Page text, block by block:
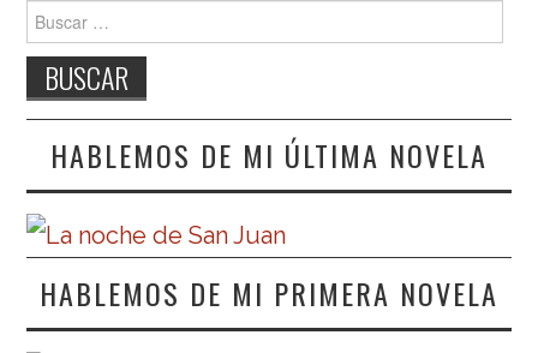
Buscar:
HABLEMOS DE MI ÚLTIMA NOVELA
HABLEMOS DE MI PRIMERA NOVELA